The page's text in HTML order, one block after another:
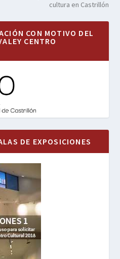
cultura en Castrillón
CON MOTIVO DEL
CENTRO
DE EXPOSICIONES